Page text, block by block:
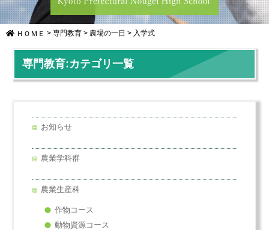
ＨＯＭＥ > 専門教育> 農場の一日 > 入学式
専門教育:カテゴリ一覧
お知らせ
農業学科群
農業生産科
作物コース
動物資源コース